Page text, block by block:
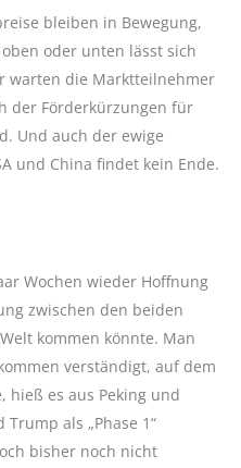
bleiben in Bewegung,
oder unten lässt sich
warten die Marktteilnehmer
der Förderkürzungen für
Und auch der ewige
und China findet kein Ende.
Wochen wieder Hoffnung
zwischen den beiden
kommen könnte. Man
verständigt, auf dem
hieß es aus Peking und
als „Phase 1“
bisher noch nicht